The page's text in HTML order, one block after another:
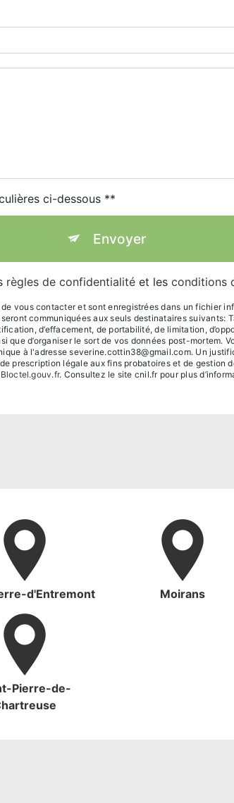
ci-dessous **
Envoyer
règles de confidentialité et les conditions
vous contacter et sont enregistrées dans un fichier
communiquées aux seuls destinataires
d’effacement, de portabilité, de limitation,
que d’organiser le sort de vos données post-mortem.
à l'adresse severine.cottin38@gmail.com. Un
prescription légale aux fins probatoires et de gestion
Bloctel.gouv.fr. Consultez le site cnil.fr pour plus
d'Entremont Moirans
Pierre-de-